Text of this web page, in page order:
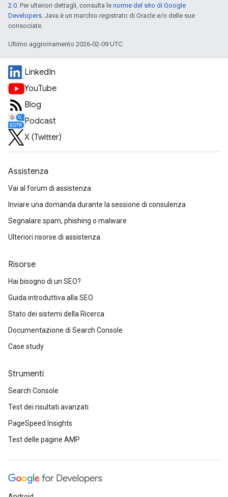
2.0. Per ulteriori dettagli, consulta le norme del sito di Google
Developers. Java è un marchio registrato di Oracle e/o delle sue
consociate.
Ultimo aggiornamento 2026-02-09 UTC.
LinkedIn
YouTube
Blog
Podcast
X (Twitter)
Assistenza
Vai al forum di assistenza
Inviare una domanda durante la sessione di consulenza
Segnalare spam, phishing o malware
Ulteriori risorse di assistenza
Risorse
Hai bisogno di un SEO?
Guida introduttiva alla SEO
Stato dei sistemi della Ricerca
Documentazione di Search Console
Case study
Strumenti
Search Console
Test dei risultati avanzati
PageSpeed Insights
Test delle pagine AMP